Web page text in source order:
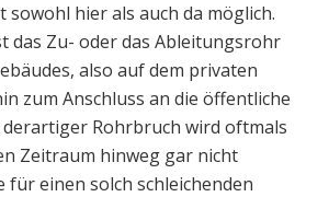
sowohl hier als auch da möglich.
das Zu- oder das Ableitungsrohr
also auf dem privaten
zum Anschluss an die öffentliche
derartiger Rohrbruch wird oftmals
Zeitraum hinweg gar nicht
für einen solch schleichenden